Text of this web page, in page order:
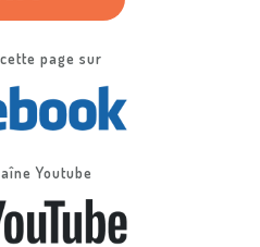
page sur
Youtube